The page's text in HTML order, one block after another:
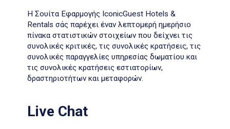
Η Σουίτα Εφαρμογής IconicGuest Hotels &
Rentals σάς παρέχει έναν λεπτομερή ημερήσιο
πίνακα στατιστικών στοιχείων που δείχνει τις
συνολικές κριτικές, τις συνολικές κρατήσεις, τις
συνολικές παραγγελίες υπηρεσίας δωματίου και
τις συνολικές κρατήσεις εστιατορίων,
δραστηριοτήτων και μεταφορών.
Live Chat